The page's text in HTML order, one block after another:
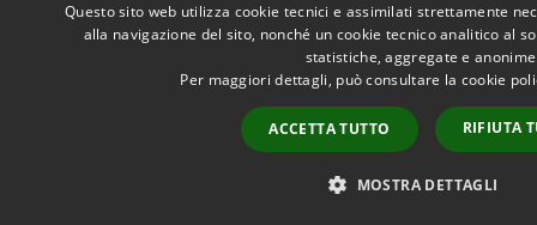
Questo sito web utilizza cookie tecnici e assimilati strettamente
alla navigazione del sito, nonché un cookie tecnico analitico al
statistiche, aggregate e
Per maggiori dettagli, può consultare la cookie
ACCETTA TUTTO RIFIUTA
MOSTRA DETTAGLI